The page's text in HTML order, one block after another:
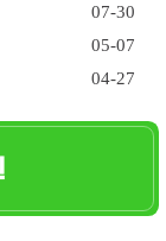
04-27